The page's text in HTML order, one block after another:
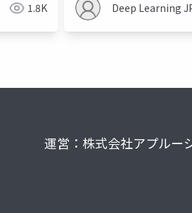
1.8K Deep Learning
運営：株式会社アプルー